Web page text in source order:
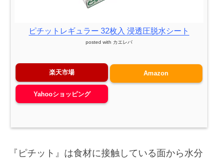
ピチットレギュラー 32枚入 浸透圧脱水シート
posted with カエレバ
楽天市場 Amazon
Yahooショッピング
『ピチット』は食材に接触している面から水分